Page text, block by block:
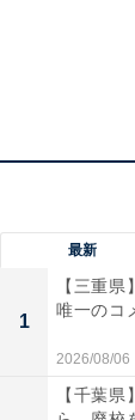
最新
1
【三重
唯一のコ
2026/08/06
【千葉